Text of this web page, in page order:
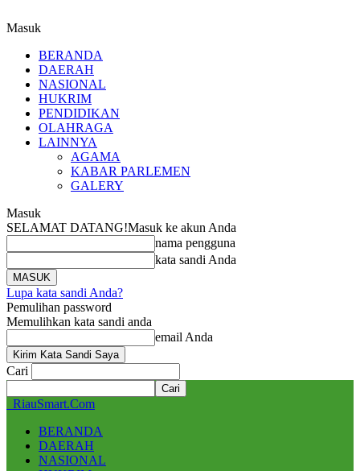
Masuk
BERANDA
DAERAH
NASIONAL
HUKRIM
PENDIDIKAN
OLAHRAGA
LAINNYA
AGAMA
KABAR PARLEMEN
GALERY
Masuk
SELAMAT DATANG!Masuk ke akun Anda
nama pengguna
kata sandi Anda
Lupa kata sandi Anda?
Pemulihan password
Memulihkan kata sandi anda
email Anda
Cari
RiauSmart.Com
BERANDA
DAERAH
NASIONAL